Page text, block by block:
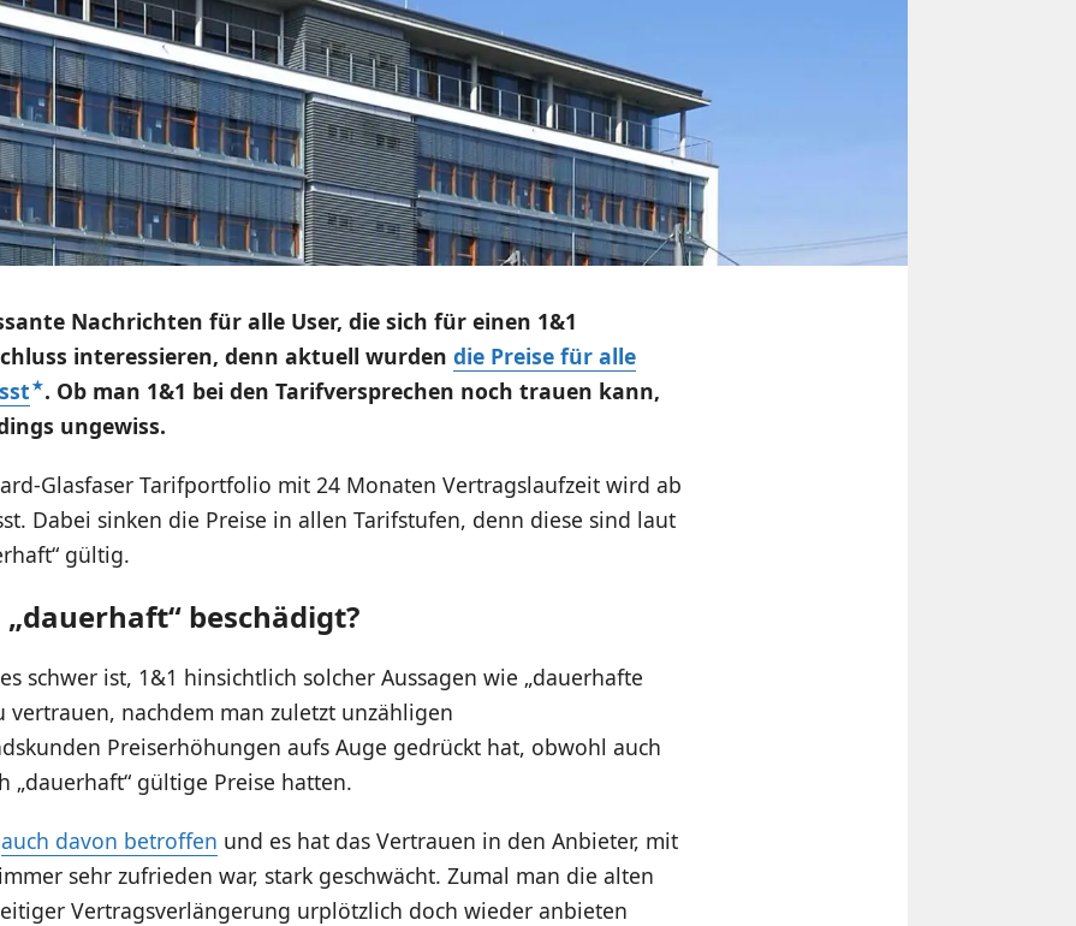
Nachrichten für alle User, die sich für einen 1&1
interessieren, denn aktuell wurden die Preise für alle
. Ob man 1&1 bei den Tarifversprechen noch trauen kann,
ungewiss.
Glasfaser Tarifportfolio mit 24 Monaten Vertragslaufzeit wird ab
Dabei sinken die Preise in allen Tarifstufen, denn diese sind laut
gültig.
beschädigt?
schwer ist, 1&1 hinsichtlich solcher Aussagen wie „dauerhafte
vertrauen, nachdem man zuletzt unzähligen
Preiserhöhungen aufs Auge gedrückt hat, obwohl auch
„dauerhaft“ gültige Preise hatten.
auch davon betroffen und es hat das Vertrauen in den Anbieter, mit
sehr zufrieden war, stark geschwächt. Zumal man die alten
Vertragsverlängerung urplötzlich doch wieder anbieten